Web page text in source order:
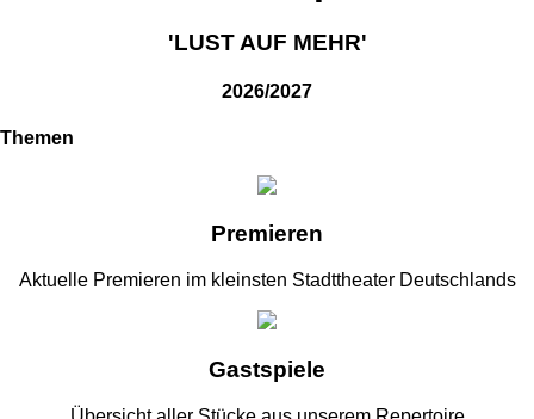
'LUST AUF MEHR'
2026/2027
Themen
Premieren
Aktuelle Premieren im kleinsten Stadttheater Deutschlands
Gastspiele